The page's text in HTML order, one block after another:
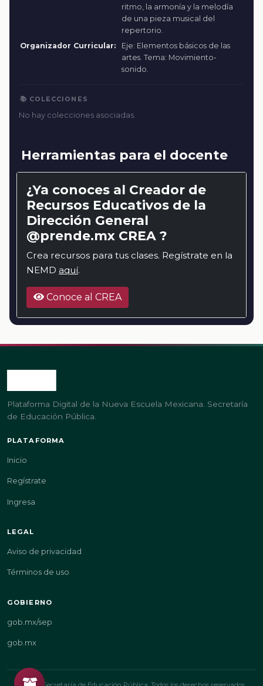
ritmo, la armonía y la melodía
de una pieza musical del
repertorio.
Organizador Curricular:
Eje: Elementos básicos de las
artes. Tema: Movimiento-
sonido.
📚 COLECCIONES
No hay colecciones asociadas.
Herramientas para el docente
¿Ya conoces al Creador de
Recursos Educativos de la
Dirección General
@prende.mx CREA ?
Crea recursos para tus clases. Regístrate en la
NEMD aquí.
Conoce al CREA
Plataforma Digital de la Nueva Escuela Mexicana. Secretaría
de Educación Pública.
PLATAFORMA
Inicio
Regístrate
Ingresa
LEGAL
Aviso de privacidad
Términos de uso
GOBIERNO
gob.mx/sep
gob.mx